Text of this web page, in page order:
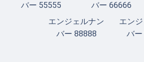
バー 55555
バー 66666
エンジェルナン
バー 88888
エン
バ